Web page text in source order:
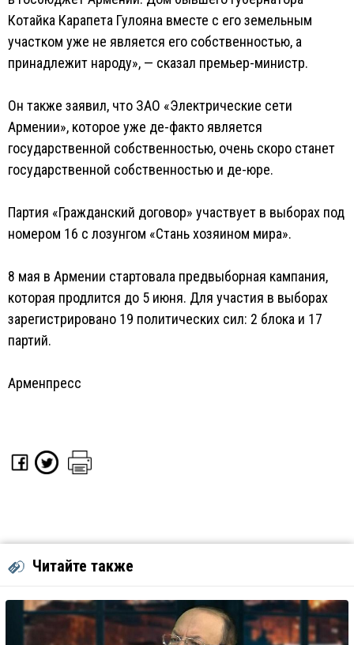
Котайка Карапета Гулояна вместе с его земельным
участком уже не является его собственностью, а
принадлежит народу», — сказал премьер-министр.
Он также заявил, что ЗАО «Электрические сети
Армении», которое уже де-факто является
государственной собственностью, очень скоро станет
государственной собственностью и де-юре.
Партия «Гражданский договор» участвует в выборах под
номером 16 с лозунгом «Стань хозяином мира».
8 мая в Армении стартовала предвыборная кампания,
которая продлится до 5 июня. Для участия в выборах
зарегистрировано 19 политических сил: 2 блока и 17
партий.
Арменпресс
Читайте также